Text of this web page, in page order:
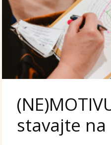
stavajte